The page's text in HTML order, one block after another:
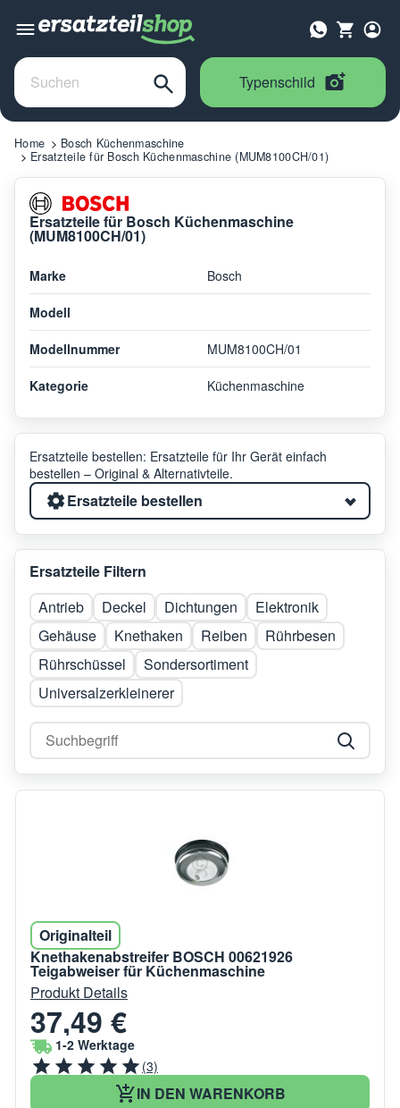
Typenschild
Home
Bosch Küchenmaschine
Ersatzteile für Bosch Küchenmaschine (MUM8100CH/01)
Ersatzteile für Bosch Küchenmaschine
(MUM8100CH/01)
Marke Bosch
Modell
Modellnummer MUM8100CH/01
Kategorie Küchenmaschine
Ersatzteile bestellen: Ersatzteile für Ihr Gerät einfach
bestellen – Original & Alternativteile.
Ersatzteile bestellen
Ersatzteile Filtern
Antrieb
Deckel Dichtungen
Elektronik
Gehäuse
Knethaken Reiben
Rührbesen
Rührschüssel
Sondersortiment
Universalzerkleinerer
Originalteil
Knethakenabstreifer BOSCH 00621926
Teigabweiser für Küchenmaschine
Produkt Details
37,49 €
1-2 Werktage
(3)
IN DEN WARENKORB